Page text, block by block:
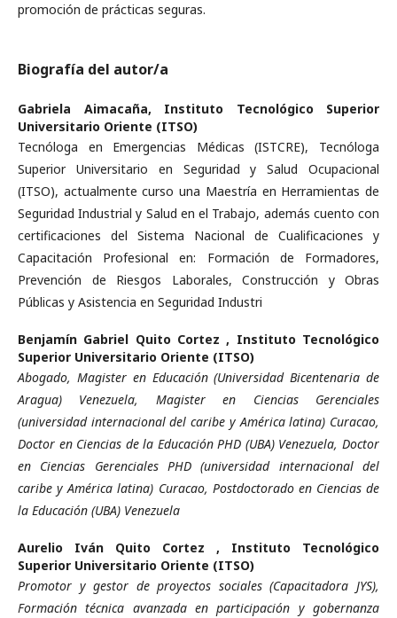
promoción de prácticas seguras.
Biografía del autor/a
Gabriela Aimacaña, Instituto Tecnológico Superior
Universitario Oriente (ITSO)
Tecnóloga en Emergencias Médicas (ISTCRE), Tecnóloga
Superior Universitario en Seguridad y Salud Ocupacional
(ITSO), actualmente curso una Maestría en Herramientas de
Seguridad Industrial y Salud en el Trabajo, además cuento con
certificaciones del Sistema Nacional de Cualificaciones y
Capacitación Profesional en: Formación de Formadores,
Prevención de Riesgos Laborales, Construcción y Obras
Públicas y Asistencia en Seguridad Industri
Benjamín Gabriel Quito Cortez , Instituto Tecnológico
Superior Universitario Oriente (ITSO)
Abogado, Magister en Educación (Universidad Bicentenaria de
Aragua) Venezuela, Magister en Ciencias Gerenciales
(universidad internacional del caribe y América latina) Curacao,
Doctor en Ciencias de la Educación PHD (UBA) Venezuela, Doctor
en Ciencias Gerenciales PHD (universidad internacional del
caribe y América latina) Curacao, Postdoctorado en Ciencias de
la Educación (UBA) Venezuela
Aurelio Iván Quito Cortez , Instituto Tecnológico
Superior Universitario Oriente (ITSO)
Promotor y gestor de proyectos sociales (Capacitadora JYS),
Formación técnica avanzada en participación y gobernanza